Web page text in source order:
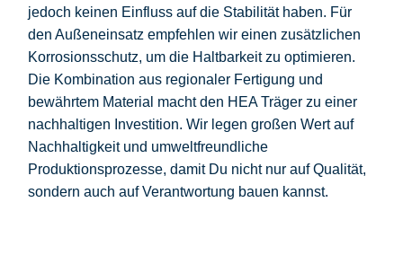
jedoch keinen Einfluss auf die Stabilität haben. Für
den Außeneinsatz empfehlen wir einen zusätzlichen
Korrosionsschutz, um die Haltbarkeit zu optimieren.
Die Kombination aus regionaler Fertigung und
bewährtem Material macht den HEA Träger zu einer
nachhaltigen Investition. Wir legen großen Wert auf
Nachhaltigkeit und umweltfreundliche
Produktionsprozesse, damit Du nicht nur auf Qualität,
sondern auch auf Verantwortung bauen kannst.